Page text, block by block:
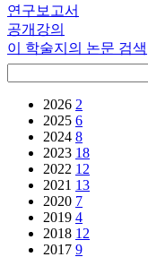
연구보고서
공개강의
이 학술지의 논문 검색
2026 2
2025 6
2024 8
2023 18
2022 12
2021 13
2020 7
2019 4
2018 12
2017 9